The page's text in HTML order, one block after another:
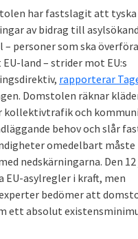
har fastslagit att tyska
av bidrag till
– personer som ska
land – strider mot EU:s
rapporterar
Domstolen räknar
kollektivtrafik och
behov och slår
omedelbart måste
nedskärningarna. Den
EU-asylregler i kraft, men
bedömer att
ett absolut